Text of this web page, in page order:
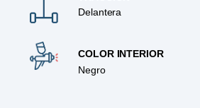
Delantera
COLOR INTERIOR
Negro